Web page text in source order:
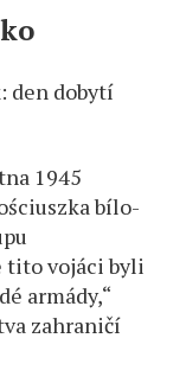
den dobytí
1945
bílo-
tito vojáci byli
armády,“
zahraničí